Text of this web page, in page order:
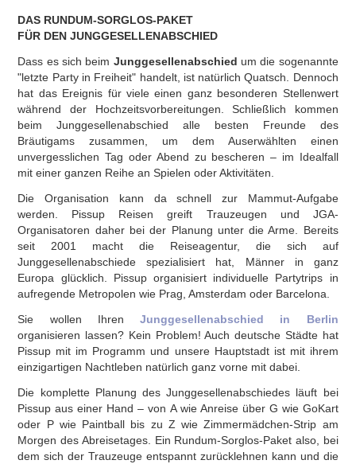
DAS RUNDUM-SORGLOS-PAKET
FÜR DEN JUNGGESELLENABSCHIED
Dass es sich beim Junggesellenabschied um die sogenannte
"letzte Party in Freiheit" handelt, ist natürlich Quatsch. Dennoch
hat das Ereignis für viele einen ganz besonderen Stellenwert
während der Hochzeitsvorbereitungen. Schließlich kommen
beim Junggesellenabschied alle besten Freunde des
Bräutigams zusammen, um dem Auserwählten einen
unvergesslichen Tag oder Abend zu bescheren – im Idealfall
mit einer ganzen Reihe an Spielen oder Aktivitäten.
Die Organisation kann da schnell zur Mammut-Aufgabe
werden. Pissup Reisen greift Trauzeugen und JGA-
Organisatoren daher bei der Planung unter die Arme. Bereits
seit 2001 macht die Reiseagentur, die sich auf
Junggesellenabschiede spezialisiert hat, Männer in ganz
Europa glücklich. Pissup organisiert individuelle Partytrips in
aufregende Metropolen wie Prag, Amsterdam oder Barcelona.
Sie wollen IhrenJunggesellenabschied in Berlin
organisieren lassen? Kein Problem! Auch deutsche Städte hat
Pissup mit im Programm und unsere Hauptstadt ist mit ihrem
einzigartigen Nachtleben natürlich ganz vorne mit dabei.
Die komplette Planung des Junggesellenabschiedes läuft bei
Pissup aus einer Hand – von A wie Anreise über G wie GoKart
oder P wie Paintball bis zu Z wie Zimmermädchen-Strip am
Morgen des Abreisetages. Ein Rundum-Sorglos-Paket also, bei
dem sich der Trauzeuge entspannt zurücklehnen kann und die